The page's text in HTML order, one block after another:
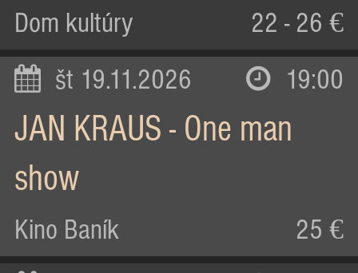
Dom kultúry 22 - 26 €
št 19.11.2026 19:00
JAN KRAUS - One man
show
Kino Baník 25 €